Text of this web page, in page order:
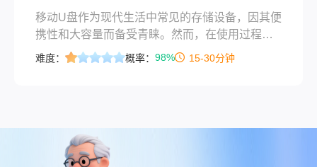
移动U盘作为现代生活中常见的存储设备，因其便
携性和大容量而备受青睐。然而，在使用过程
中，我们可能会不小心删除了一些重要的文件或
难度： 概率： 98% 15-30分钟